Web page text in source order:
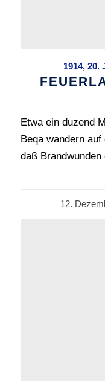
1914,20.
Etwa ein duzend
Beqa wandern
daß Brandwunden
12.